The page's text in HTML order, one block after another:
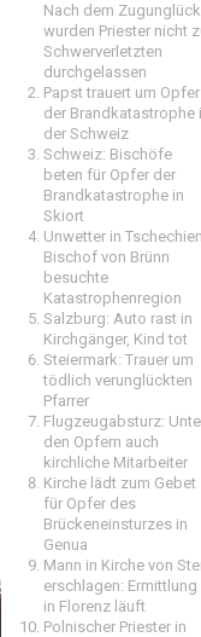
Nach dem Zugunglück
wurden Priester nicht
Schwerverletzten
durchgelassen
Papst trauert um Opfer
der Brandkatastrophe
der Schweiz
Schweiz: Bischöfe
beten für Opfer der
Brandkatastrophe in
Skiort
Unwetter in
Bischof von Brünn
besuchte
Katastrophenregion
Salzburg: Auto rast in
Kirchgänger, Kind tot
Steiermark: Trauer um
tödlich verunglückten
Pfarrer
Flugzeugabsturz:
den Opfern auch
kirchliche Mitarbeiter
Kirche lädt zum Gebet
für Opfer des
Brückeneinsturzes in
Genua
Mann in Kirche von
erschlagen: Ermittlung
in Florenz läuft
Polnischer Priester in